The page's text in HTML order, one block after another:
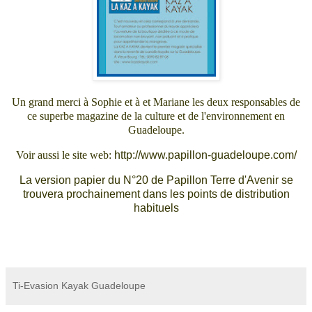
Un grand merci à Sophie et à et Mariane les deux responsables de
ce superbe magazine de la culture et de l'environnement en
Guadeloupe.
Voir aussi le site web: http://www.papillon-guadeloupe.com/
La version papier du N°20 de Papillon Terre d'Avenir se
trouvera prochainement dans les points de distribution
habituels
Ti-Evasion Kayak Guadeloupe